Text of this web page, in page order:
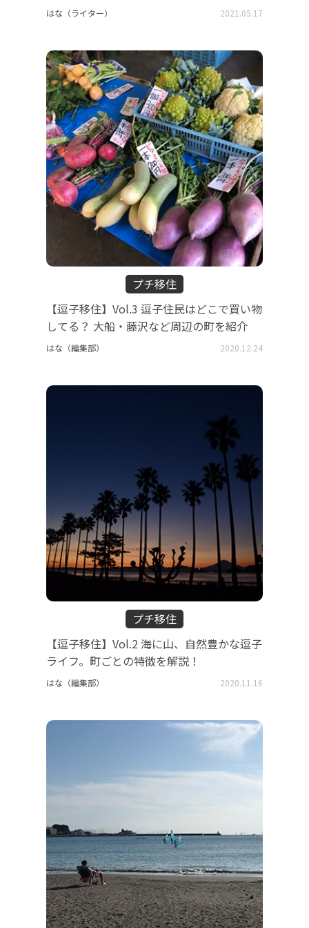
はな（ライター） 2021.05.17
プチ移住
【逗子移住】Vol.3 逗子住民はどこで買い物
してる？ 大船・藤沢など周辺の町を紹介
はな（編集部） 2020.12.24
プチ移住
【逗子移住】Vol.2 海に山、自然豊かな逗子
ライフ。町ごとの特徴を解説！
はな（編集部） 2020.11.16